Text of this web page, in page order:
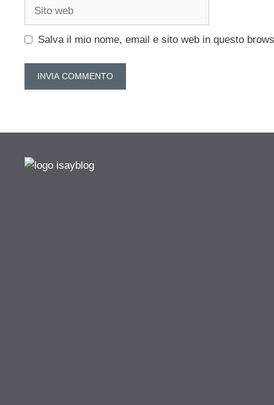
Salva il mio nome, email e sito web in questo